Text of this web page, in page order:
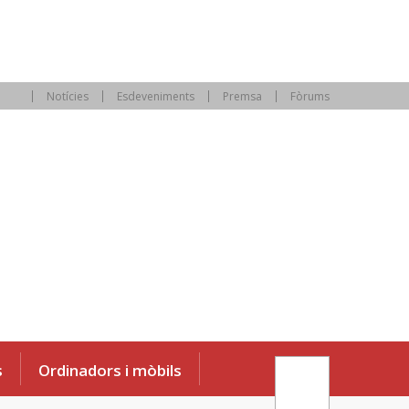
Notícies Esdeveniments Premsa Fòrums
Ordinadors i mòbils